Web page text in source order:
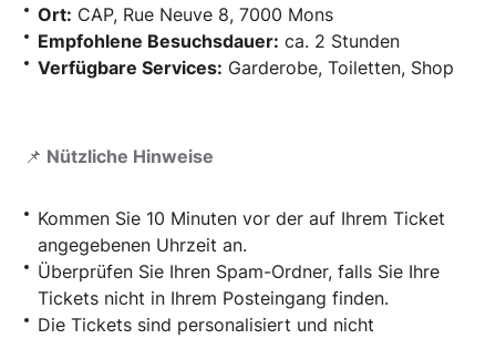
Ort: CAP, Rue Neuve 8, 7000 Mons
Empfohlene Besuchsdauer: ca. 2 Stunden
Verfügbare Services: Garderobe, Toiletten, Shop
📌 Nützliche Hinweise
Kommen Sie 10 Minuten vor der auf Ihrem Ticket
angegebenen Uhrzeit an.
Überprüfen Sie Ihren Spam-Ordner, falls Sie Ihre
Tickets nicht in Ihrem Posteingang finden.
Die Tickets sind personalisiert und nicht